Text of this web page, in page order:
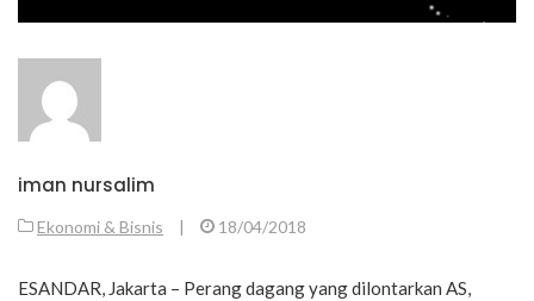
iman nursalim
Ekonomi & Bisnis | 18/04/2018
ESANDAR, Jakarta – Perang dagang yang dilontarkan AS,